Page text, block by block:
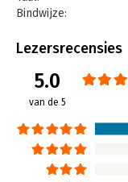
Bindwijze:
Bestandsformaat:
Uitgever:
Verschijningsdatum:
Hoofdrubriek:
Serie:
Lezersrecensies
5.0
van de 5